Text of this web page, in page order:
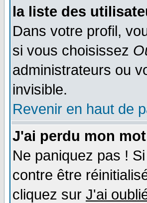
la liste des
Dans votre profil,
si vous choisissez
administrateurs ou
invisible.
Revenir en haut de
J'ai perdu mon
Ne paniquez pas !
contre être
cliquez sur J'ai